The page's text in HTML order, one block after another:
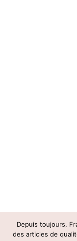
Depuis toujours,
des articles de